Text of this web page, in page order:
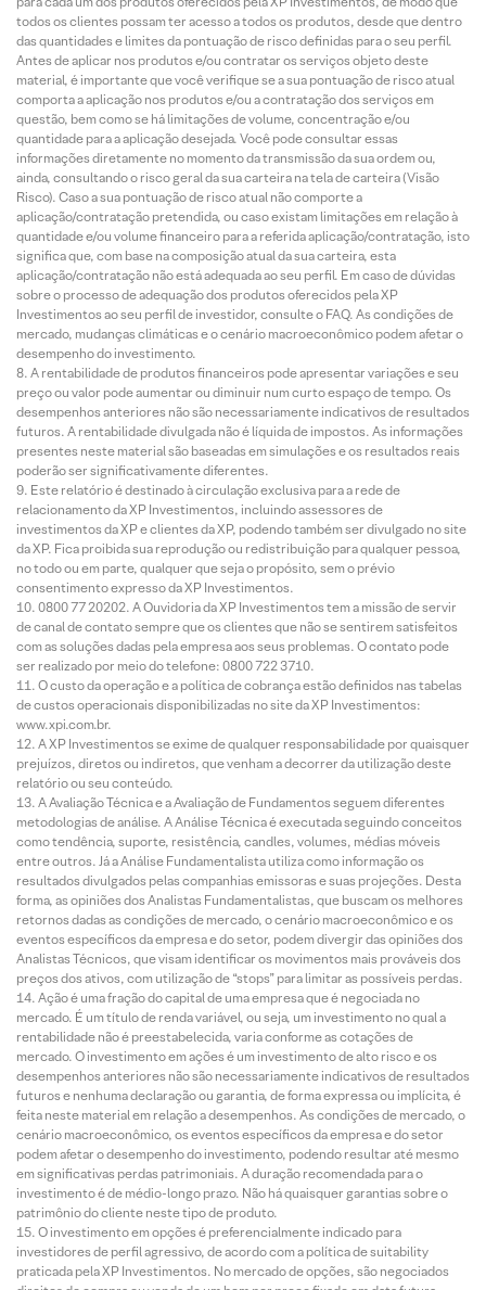
todos os clientes possam ter acesso a todos os produtos, desde que dentro
das quantidades e limites da pontuação de risco definidas para o seu perfil.
Antes de aplicar nos produtos e/ou contratar os serviços objeto deste
material, é importante que você verifique se a sua pontuação de risco atual
comporta a aplicação nos produtos e/ou a contratação dos serviços em
questão, bem como se há limitações de volume, concentração e/ou
quantidade para a aplicação desejada. Você pode consultar essas
informações diretamente no momento da transmissão da sua ordem ou,
ainda, consultando o risco geral da sua carteira na tela de carteira (Visão
Risco). Caso a sua pontuação de risco atual não comporte a
aplicação/contratação pretendida, ou caso existam limitações em relação à
quantidade e/ou volume financeiro para a referida aplicação/contratação, isto
significa que, com base na composição atual da sua carteira, esta
aplicação/contratação não está adequada ao seu perfil. Em caso de dúvidas
sobre o processo de adequação dos produtos oferecidos pela XP
Investimentos ao seu perfil de investidor, consulte o FAQ. As condições de
mercado, mudanças climáticas e o cenário macroeconômico podem afetar o
desempenho do investimento.
A rentabilidade de produtos financeiros pode apresentar variações e seu
preço ou valor pode aumentar ou diminuir num curto espaço de tempo. Os
desempenhos anteriores não são necessariamente indicativos de resultados
futuros. A rentabilidade divulgada não é líquida de impostos. As informações
presentes neste material são baseadas em simulações e os resultados reais
poderão ser significativamente diferentes.
Este relatório é destinado à circulação exclusiva para a rede de
relacionamento da XP Investimentos, incluindo assessores de
investimentos da XP e clientes da XP, podendo também ser divulgado no site
da XP. Fica proibida sua reprodução ou redistribuição para qualquer pessoa,
no todo ou em parte, qualquer que seja o propósito, sem o prévio
consentimento expresso da XP Investimentos.
0800 77 20202. A Ouvidoria da XP Investimentos tem a missão de servir
de canal de contato sempre que os clientes que não se sentirem satisfeitos
com as soluções dadas pela empresa aos seus problemas. O contato pode
ser realizado por meio do telefone: 0800 722 3710.
O custo da operação e a política de cobrança estão definidos nas tabelas
de custos operacionais disponibilizadas no site da XP Investimentos:
www.xpi.com.br.
A XP Investimentos se exime de qualquer responsabilidade por quaisquer
prejuízos, diretos ou indiretos, que venham a decorrer da utilização deste
relatório ou seu conteúdo.
A Avaliação Técnica e a Avaliação de Fundamentos seguem diferentes
metodologias de análise. A Análise Técnica é executada seguindo conceitos
como tendência, suporte, resistência, candles, volumes, médias móveis
entre outros. Já a Análise Fundamentalista utiliza como informação os
resultados divulgados pelas companhias emissoras e suas projeções. Desta
forma, as opiniões dos Analistas Fundamentalistas, que buscam os melhores
retornos dadas as condições de mercado, o cenário macroeconômico e os
eventos específicos da empresa e do setor, podem divergir das opiniões dos
Analistas Técnicos, que visam identificar os movimentos mais prováveis dos
preços dos ativos, com utilização de “stops” para limitar as possíveis perdas.
Ação é uma fração do capital de uma empresa que é negociada no
mercado. É um título de renda variável, ou seja, um investimento no qual a
rentabilidade não é preestabelecida, varia conforme as cotações de
mercado. O investimento em ações é um investimento de alto risco e os
desempenhos anteriores não são necessariamente indicativos de resultados
futuros e nenhuma declaração ou garantia, de forma expressa ou implícita, é
feita neste material em relação a desempenhos. As condições de mercado, o
cenário macroeconômico, os eventos específicos da empresa e do setor
podem afetar o desempenho do investimento, podendo resultar até mesmo
em significativas perdas patrimoniais. A duração recomendada para o
investimento é de médio-longo prazo. Não há quaisquer garantias sobre o
patrimônio do cliente neste tipo de produto.
O investimento em opções é preferencialmente indicado para
investidores de perfil agressivo, de acordo com a política de suitability
praticada pela XP Investimentos. No mercado de opções, são negociados